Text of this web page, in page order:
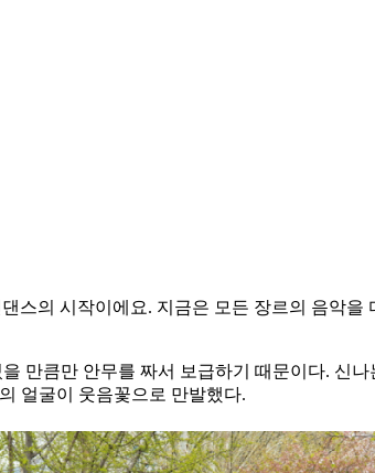
스의 시작이에요. 지금은 모든 장르의 음악
만큼만 안무를 짜서 보급하기 때문이다. 신
얼굴이 웃음꽃으로 만발했다.